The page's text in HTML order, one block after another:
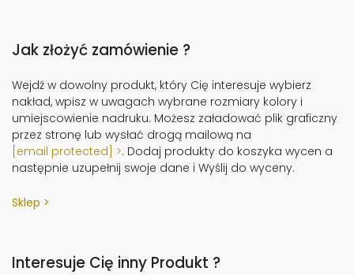
Jak złożyć zamówienie ?
Wejdź w dowolny produkt, który Cię interesuje wybierz
nakład, wpisz w uwagach wybrane rozmiary kolory i
umiejscowienie nadruku. Możesz załadować plik graficzny
przez stronę lub wysłać drogą mailową na
[email protected]
. Dodaj produkty do koszyka wycen a
następnie uzupełnij swoje dane i Wyślij do wyceny.
Sklep
Interesuje Cię inny Produkt ?